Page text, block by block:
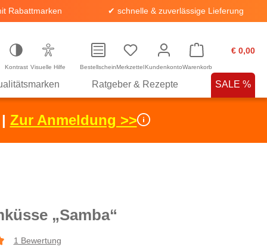
Rabattmarken ✔ schnelle & zuverlässige Lieferung
Kontrast Visuelle Hilfe BestellscheinMerkzettelKundenkonto
€ 0,00
Warenkorb
Ratgeber & Rezepte SALE %
Zur Anmeldung >>
„Samba“
1 Bewertung